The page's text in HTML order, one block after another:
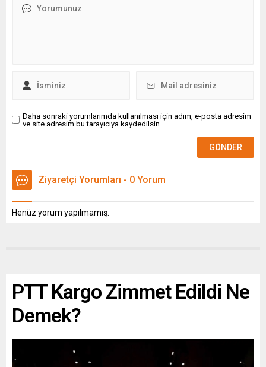
Daha sonraki yorumlarımda kullanılması için adım, e-posta adresim
ve site adresim bu tarayıcıya kaydedilsin.
Ziyaretçi Yorumları - 0 Yorum
Henüz yorum yapılmamış.
PTT Kargo Zimmet Edildi Ne
Demek?